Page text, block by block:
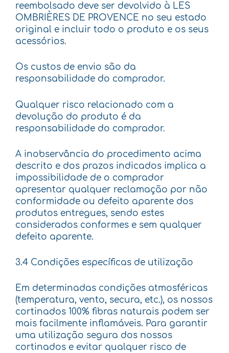
reembolsado deve ser devolvido à LES
OMBRIÈRES DE PROVENCE no seu estado
original e incluir todo o produto e os seus
acessórios.
Os custos de envio são da
responsabilidade do comprador.
Qualquer risco relacionado com a
devolução do produto é da
responsabilidade do comprador.
A inobservância do procedimento acima
descrito e dos prazos indicados implica a
impossibilidade de o comprador
apresentar qualquer reclamação por não
conformidade ou defeito aparente dos
produtos entregues, sendo estes
considerados conformes e sem qualquer
defeito aparente.
3.4 Condições específicas de utilização
Em determinadas condições atmosféricas
(temperatura, vento, secura, etc.), os nossos
cortinados 100% fibras naturais podem ser
mais facilmente inflamáveis. Para garantir
uma utilização segura dos nossos
cortinados e evitar qualquer risco de